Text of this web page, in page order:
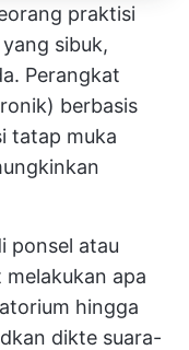
praktisi
sibuk,
Perangkat
berbasis
tatap muka
ponsel atau
apa
hingga
dikte suara-